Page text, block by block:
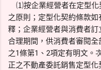
⑴按企業經營者在定型化
之原則；定型化契約條款
釋；企業經營者與消費者
合理期間，供消費者審閱
之1條第1、2項定有明文。
正之不動產委託銷售定型